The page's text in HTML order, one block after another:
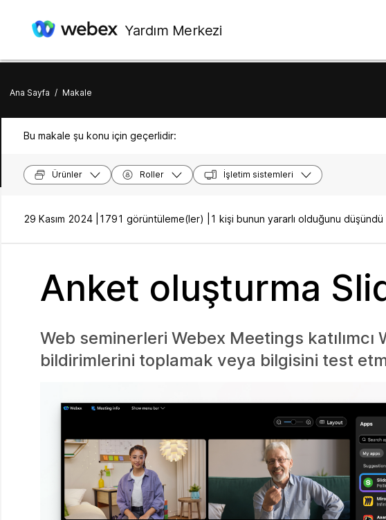
Yardım Merkezi
Ana Sayfa / Makale
Bu makale şu konu için geçerlidir:
Ürünler Roller İşletim sistemleri
29 Kasım 2024 | 1791 görüntüleme(ler) | 1 kişi bunun yararlı olduğunu düşündü
Anket oluşturma
Web seminerleri Webex Meetings katılımcı
bildirimlerini toplamak veya bilgisini test